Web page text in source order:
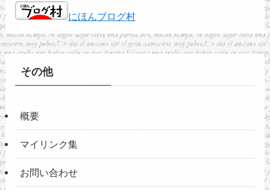
にほんブログ村
その他
概要
マイリンク集
お問い合わせ